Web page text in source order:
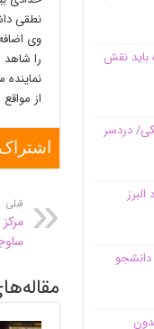
نطقی
وی
را
از
قبلی
باید نقش
دردسر